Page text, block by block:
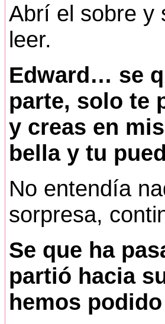
Abrí el sobre y
leer.
Edward… se
parte, solo te
y creas en
bella y tu
No entendía
sorpresa,
Se que ha
partió hacia
hemos